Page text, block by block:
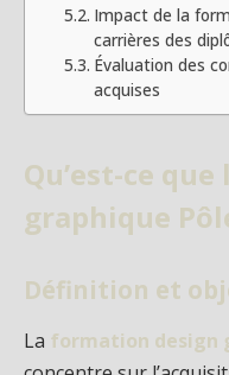
Impact de la
carrières des
Évaluation des
acquises
Qu’est-ce
graphique
Définition et
La formation design